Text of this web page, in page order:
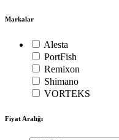
Markalar
Alesta
PortFish
Remixon
Shimano
VORTEKS
Fiyat Aralığı